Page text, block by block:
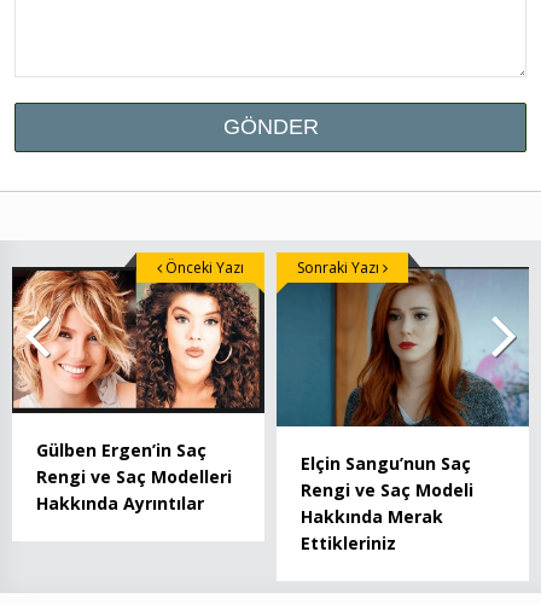
Gülben Ergen’in Saç
Rengi ve Saç Modelleri
Hakkında Ayrıntılar
Önceki Yazı
Elçin Sangu’nun Saç
Rengi ve Saç Modeli
Hakkında Merak
Ettikleriniz
Sonraki Yazı